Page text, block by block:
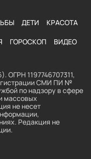
ДЕТИ КРАСОТА
ГОРОСКОП ВИДЕО
ОГРН 1197746707311,
СМИ ПИ №
по надзору в сфере
массовых
не несет
Редакция не